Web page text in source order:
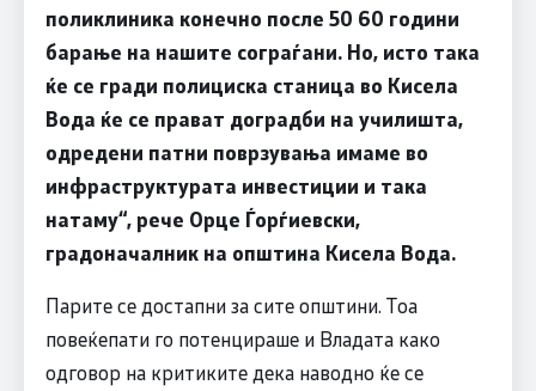
поликлиника конечно после 50 60 години
барање на нашите сограѓани. Но, исто така
ќе се гради полициска станица во Кисела
Вода ќе се прават доградби на училишта,
одредени патни поврзувања имаме во
инфраструктурата инвестиции и така
натаму“, рече Орце Ѓорѓиевски,
градоначалник на општина Кисела Вода.
Парите се достапни за сите општини. Тоа
повеќепати го потенцираше и Владата како
одговор на критиките дека наводно ќе се